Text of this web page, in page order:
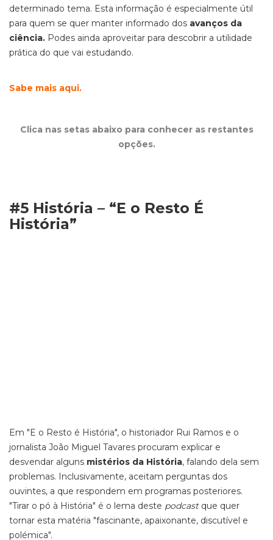
determinado tema. Esta informação é especialmente útil
para quem se quer manter informado dos avanços da
ciência. Podes ainda aproveitar para descobrir a utilidade
prática do que vai estudando.
Sabe mais aqui.
Clica nas setas abaixo para conhecer as restantes
opções.
#5 História – “E o Resto É
História”
Em "E o Resto é História", o historiador Rui Ramos e o
jornalista João Miguel Tavares procuram explicar e
desvendar alguns mistérios da História, falando dela sem
problemas. Inclusivamente, aceitam perguntas dos
ouvintes, a que respondem em programas posteriores.
"Tirar o pó à História" é o lema deste podcast que quer
tornar esta matéria "fascinante, apaixonante, discutível e
polémica".